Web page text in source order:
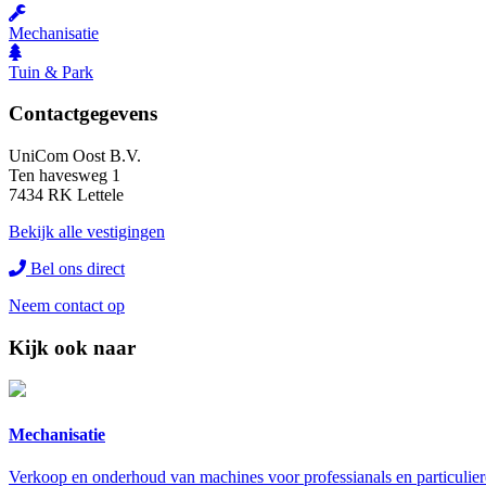
Mechanisatie
Tuin & Park
Contactgegevens
UniCom Oost B.V.
Ten havesweg 1
7434 RK Lettele
Bekijk alle vestigingen
Bel ons direct
Neem contact op
Kijk ook naar
Mechanisatie
Verkoop en onderhoud van machines voor professianals en